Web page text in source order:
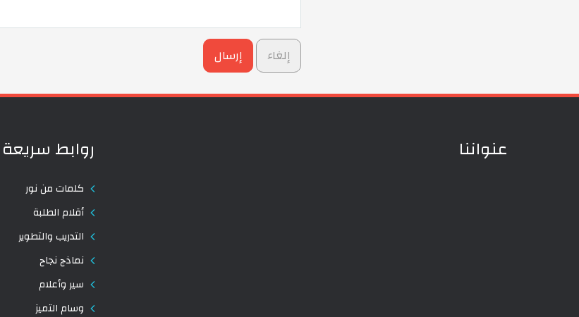
روابط سريعة
كلمات من نور
أقلام الطلبة
التدريب والتطوير
نماذج نجاح
سير وأعلام
وسام التميز
عنواننا